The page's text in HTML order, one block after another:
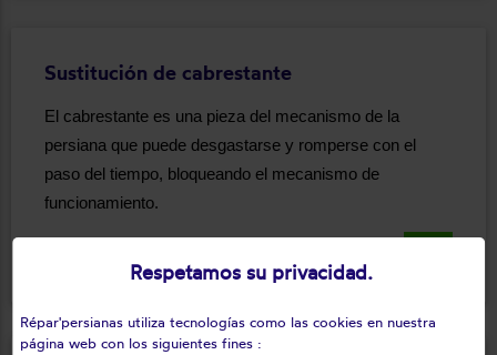
Sustitución de cabrestante
El cabrestante es una pieza del mecanismo de la
persiana que puede desgastarse y romperse con el
paso del tiempo, bloqueando el mecanismo de
funcionamiento.
Respetamos su privacidad.
Répar'persianas utiliza tecnologías como las cookies en nuestra
página web con los siguientes fines :